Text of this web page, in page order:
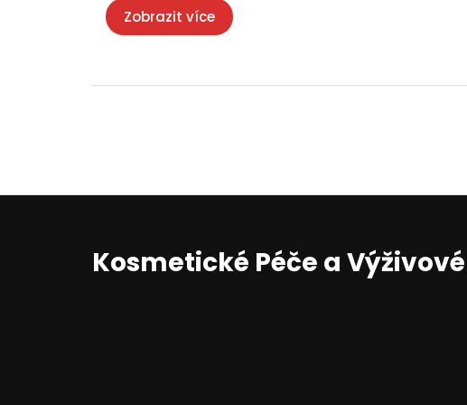
Zobrazit více
Kosmetické Péče a